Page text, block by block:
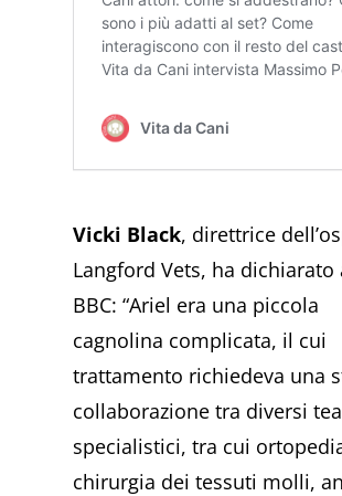
Vicki Black, direttrice
Langford Vets, ha dichiarato
BBC: “Ariel era una piccola
cagnolina complicata, il cui
trattamento richiedeva una
collaborazione tra diversi
specialistici, tra cui
chirurgia dei tessuti molli,